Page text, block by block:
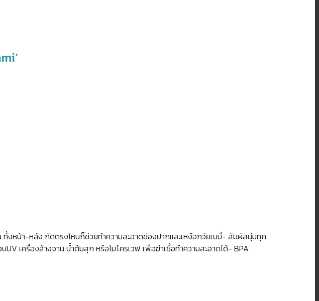
งหน้า-หลัง กัดตรงไหนก็ช่วยทำความสะอาดช่องปากและเหงือกวัยเบบี๋- สัมผัสนุ่มทุก
เครื่องล้างจาน น้ำต้มสุก หรือไมโครเวฟ เพื่อฆ่าเชื้อทำความสะอาดได้- BPA